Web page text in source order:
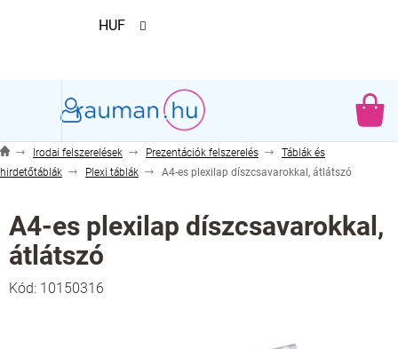
HUF
Irodai felszerelések Prezentációk felszerelés
Táblák és
hirdetőtáblák
Plexi táblák A4-es plexilap díszcsavarokkal, átlátszó
A4-es plexilap díszcsavarokkal,
átlátszó
Kód: 10150316